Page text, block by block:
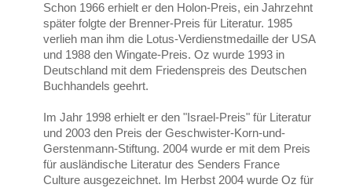
Schon 1966 erhielt er den Holon-Preis, ein Jahrzehnt
später folgte der Brenner-Preis für Literatur. 1985
verlieh man ihm die Lotus-Verdienstmedaille der USA
und 1988 den Wingate-Preis. Oz wurde 1993 in
Deutschland mit dem Friedenspreis des Deutschen
Buchhandels geehrt.
Im Jahr 1998 erhielt er den "Israel-Preis" für Literatur
und 2003 den Preis der Geschwister-Korn-und-
Gerstenmann-Stiftung. 2004 wurde er mit dem Preis
für ausländische Literatur des Senders France
Culture ausgezeichnet. Im Herbst 2004 wurde Oz für